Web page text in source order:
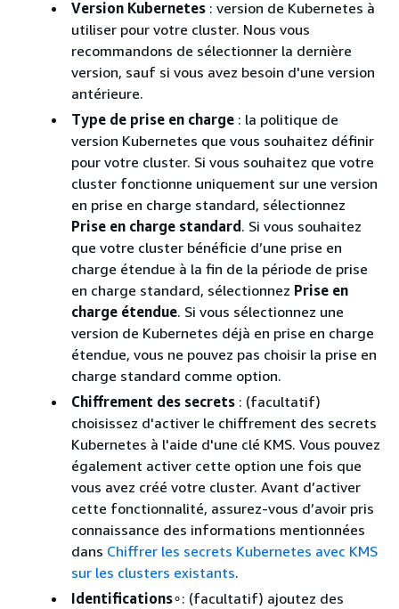
Version Kubernetes : version de Kubernetes à
utiliser pour votre cluster. Nous vous
recommandons de sélectionner la dernière
version, sauf si vous avez besoin d'une version
antérieure.
Type de prise en charge : la politique de
version Kubernetes que vous souhaitez définir
pour votre cluster. Si vous souhaitez que votre
cluster fonctionne uniquement sur une version
en prise en charge standard, sélectionnez
Prise en charge standard. Si vous souhaitez
que votre cluster bénéficie d’une prise en
charge étendue à la fin de la période de prise
en charge standard, sélectionnez Prise en
charge étendue. Si vous sélectionnez une
version de Kubernetes déjà en prise en charge
étendue, vous ne pouvez pas choisir la prise en
charge standard comme option.
Chiffrement des secrets : (facultatif)
choisissez d'activer le chiffrement des secrets
Kubernetes à l'aide d'une clé KMS. Vous pouvez
également activer cette option une fois que
vous avez créé votre cluster. Avant d’activer
cette fonctionnalité, assurez-vous d’avoir pris
connaissance des informations mentionnées
dans Chiffrer les secrets Kubernetes avec KMS
sur les clusters existants.
Identifications∘: (facultatif) ajoutez des